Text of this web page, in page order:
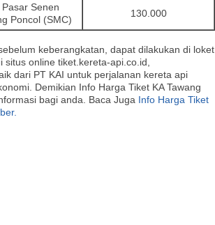
Pasar Senen
Poncol (SMC)
130.000
keberangkatan, dapat dilakukan di loket
online tiket.kereta-api.co.id,
dari PT KAI untuk perjalanan kereta api
Demikian Info Harga Tiket KA Tawang
bagi anda. Baca Juga Info Harga Tiket